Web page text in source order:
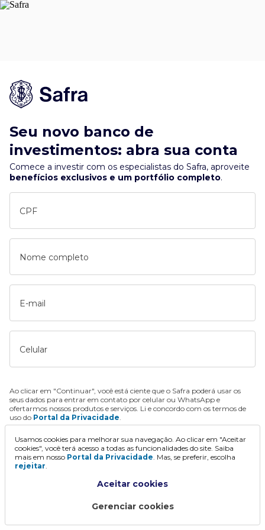
Seu novo banco de
investimentos: abra sua conta
Comece a investir com os especialistas do Safra, aproveite
benefícios exclusivos e um portfólio completo.
CPF
Nome completo
E-mail
Celular
Ao clicar em "Continuar", você está ciente que o Safra poderá usar os
seus dados para entrar em contato por celular ou WhatsApp e
ofertarmos nossos produtos e serviços. Li e concordo com os termos de
uso do Portal da Privacidade.
Continuar
Usamos cookies para melhorar sua navegação. Ao clicar em "Aceitar
cookies", você terá acesso a todas as funcionalidades do site. Saiba
mais em nosso Portal da Privacidade. Mas, se preferir, escolha
rejeitar.
Aceitar cookies
Gerenciar cookies